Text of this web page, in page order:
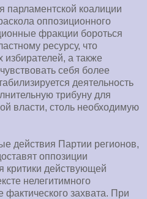
парламентской коалиции
оппозиционного
фракции бороться
ресурсу, что
избирателей, а также
себя более
деятельность
трибуну для
власти, столь необходимую
действия Партии регионов,
оппозиции
критики действующей
нелегитимного
захвата. При